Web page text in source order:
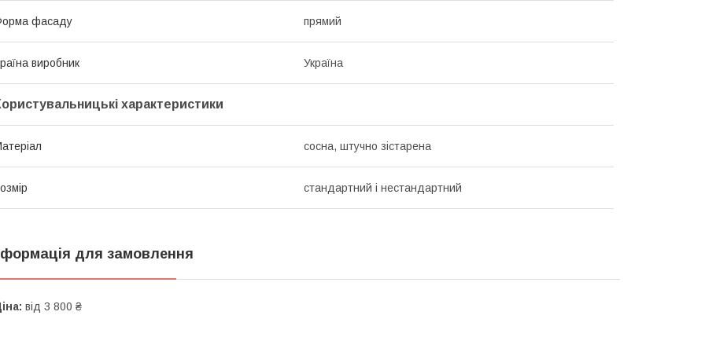
фасаду прямий
виробник Україна
характеристики
сосна, штучно зістарена
стандартний і нестандартний
для замовлення
від 3 800 ₴